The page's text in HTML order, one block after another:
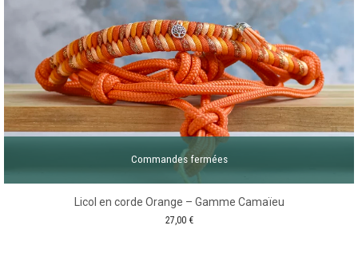
Commandes fermées
Licol en corde Orange – Gamme Camaïeu
27,00 €